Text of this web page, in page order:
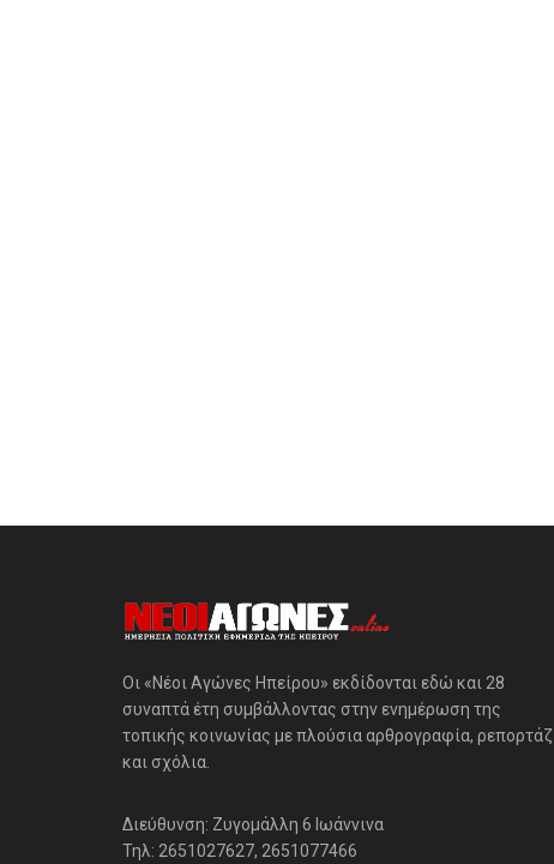
Οι «Νέοι Αγώνες Ηπείρου» εκδίδονται εδώ και 28
συναπτά έτη συμβάλλοντας στην ενημέρωση της
τοπικής κοινωνίας με πλούσια αρθρογραφία, ρεπορτάζ
και σχόλια.
Διεύθυνση: Ζυγομάλλη 6 Ιωάννινα
Τηλ: 2651027627, 2651077466